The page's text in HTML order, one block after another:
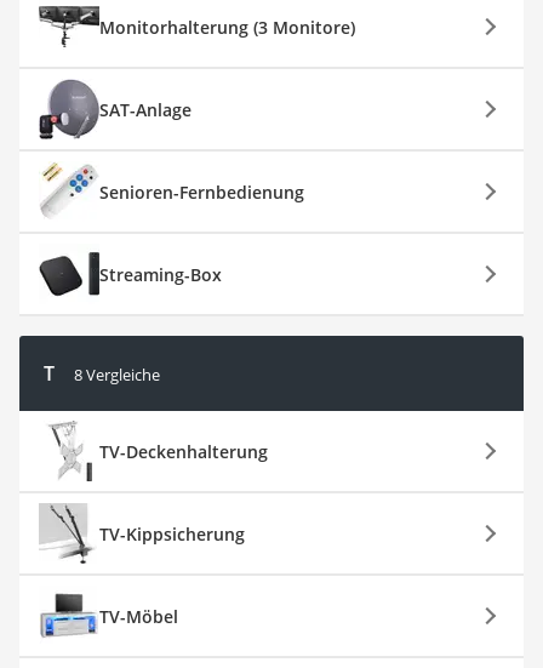
Monitorhalterung (3 Monitore)
SAT-Anlage
Senioren-Fernbedienung
Streaming-Box
T 8 Vergleiche
TV-Deckenhalterung
TV-Kippsicherung
TV-Möbel